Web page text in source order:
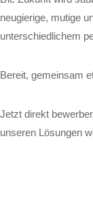
neugierige, mutige
unterschiedlichem
Bereit, gemeinsam
Jetzt direkt
unseren Lösungen